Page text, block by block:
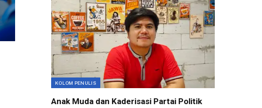
KOLOM PENULIS
Anak Muda dan Kaderisasi Partai Politik